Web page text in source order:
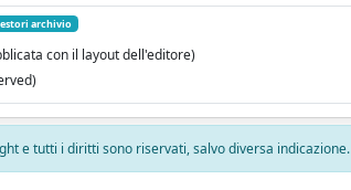
archivio
con il layout dell'editore)
e tutti i diritti sono riservati, salvo diversa indicazione.